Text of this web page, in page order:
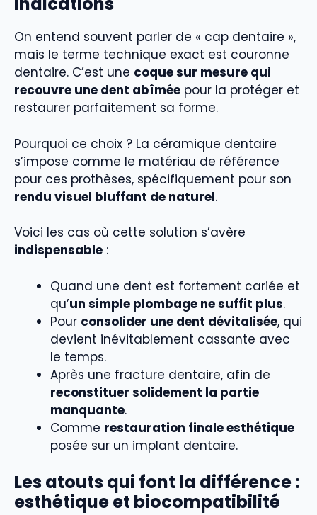
On entend souvent parler de « cap dentaire »,
mais le terme technique exact est couronne
dentaire. C’est une coque sur mesure qui
recouvre une dent abîmée pour la protéger et
restaurer parfaitement sa forme.
Pourquoi ce choix ? La céramique dentaire
s’impose comme le matériau de référence
pour ces prothèses, spécifiquement pour son
rendu visuel bluffant de naturel.
Voici les cas où cette solution s’avère
indispensable :
Quand une dent est fortement cariée et
qu’un simple plombage ne suffit plus.
Pour consolider une dent dévitalisée, qui
devient inévitablement cassante avec
le temps.
Après une fracture dentaire, afin de
reconstituer solidement la partie
manquante.
Comme restauration finale esthétique
posée sur un implant dentaire.
Les atouts qui font la différence :
esthétique et biocompatibilité